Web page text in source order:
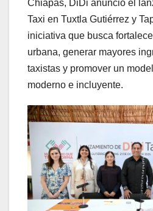
Chiapas, DiDi anunció el
Taxi en Tuxtla Gutiérrez y
iniciativa que busca
urbana, generar mayores
taxistas y promover un
moderno e incluyente.